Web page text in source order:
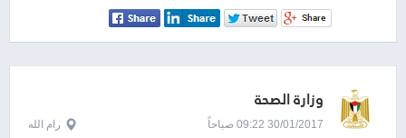
وزارة الصحة
30/01/2017 09:22 صباحاً رام الله